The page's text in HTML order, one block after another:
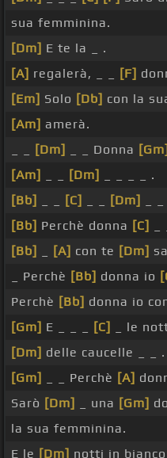
sua femminina.
[Dm] E te la _ .
[A] regalerà, _ _ [F]
[Em] Solo [Db] con la
[Am] amerà.
[Dm] _ _ Donna [Gm]
[Am]
[Dm]
_ _ _ _ .
[Bb]
[C] [Dm]
_
[Bb] Perchè donna [C]
[Bb]
[A] con te [Dm]
_ Perchè [Bb] donna io
Perchè [Bb] donna io
[Gm] E _ _ _ [C]
_ le
[Dm] delle caucelle _ _ .
[Gm]
_ _ Perchè [A]
Sarò [Dm] _ una [Gm]
la sua femminina.
E le [Dm] notti in bianco